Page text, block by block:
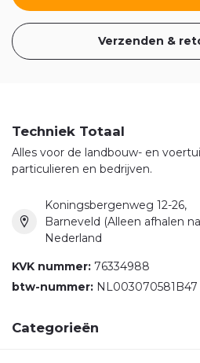
Verzenden &
Techniek Totaal
Alles voor de landbouw- en
particulieren en bedrijven.
Koningsbergenweg 12-26,
Barneveld (Alleen afhalen
Nederland
KVK nummer: 76334988
btw-nummer: NL003070581B47
Categorieën